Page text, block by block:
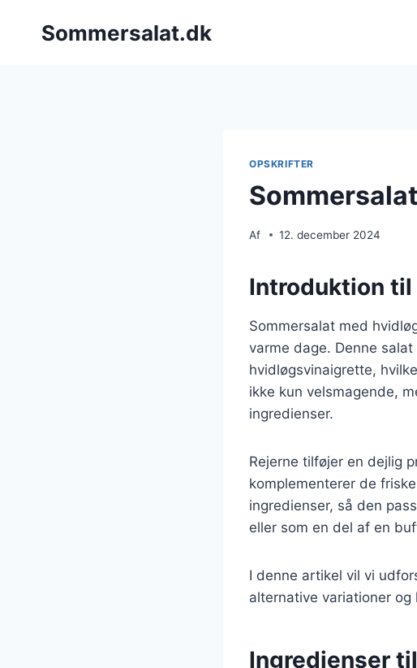
Sommersalat.dk
OPSKRIFTER
Af 12. december 2024
Introduktion til
Sommersalat med
varme dage. Denne
hvidløgsvinaigrette,
ikke kun velsmagende,
ingredienser.
Rejerne tilføjer en dejlig
komplementerer de
ingredienser, så den
eller som en del af en
I denne artikel vil vi
alternative variationer
Ingredienser